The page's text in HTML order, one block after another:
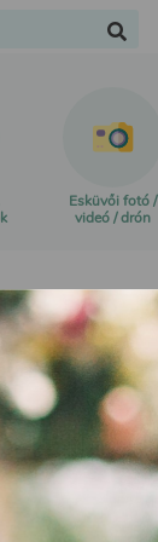
Esküvői fotó /
videó / drón